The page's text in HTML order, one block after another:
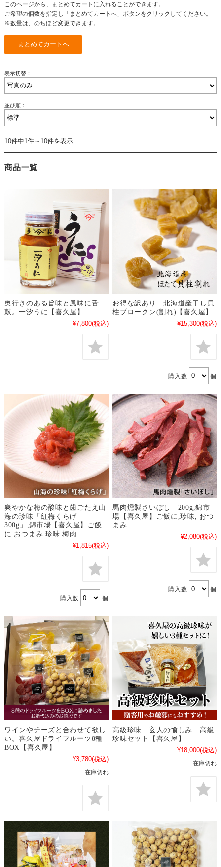
このページから、まとめてカートに入れることができます。
ご希望の個数を指定し「まとめてカートへ」ボタンをクリックしてください。
※数量は、のちほど変更できます。
表示切替：
並び順：
10件中1件～10件を表示
商品一覧
奥行きのある旨味と風味に舌
鼓。一汐うに【喜久屋】
¥7,800(税込)
お得な訳あり 北海道産干し貝
柱ブロークン(割れ)【喜久屋】
¥15,300(税込)
購入数 個
爽やかな梅の酸味と歯ごたえ山
海の珍味「紅梅くらげ
300g」,錦市場【喜久屋】ご飯
に おつまみ 珍味 梅肉
¥1,815(税込)
購入数 個
馬肉燻製さいぼし 200g,錦市
場【喜久屋】ご飯に,珍味, おつ
まみ
¥2,080(税込)
購入数 個
ワインやチーズと合わせて欲し
い。喜久屋ドライフルーツ8種
BOX【喜久屋】
¥3,780(税込)
在庫切れ
高級珍味 玄人の愉しみ 高級
珍味セット【喜久屋】
¥18,000(税込)
在庫切れ